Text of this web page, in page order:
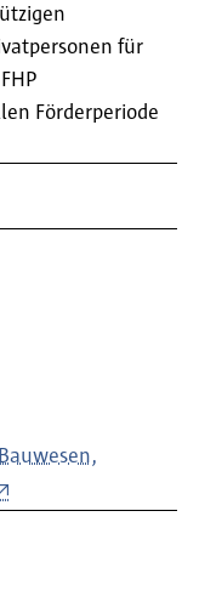
für
Förderperiode